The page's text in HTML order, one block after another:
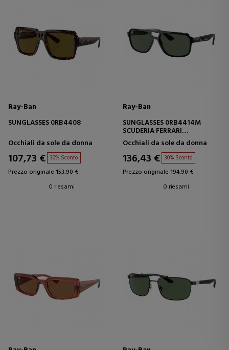
Ray-Ban
SUNGLASSES 0RB4408
Occhiali da sole da donna
107,73 € 30% Sconto
Prezzo originale 153,90 €
0 riesami
Ray-Ban
SUNGLASSES 0RB4414M
SCUDERIA FERRARI
COLLECTION
Occhiali da sole da donna
136,43 € 30% Sconto
Prezzo originale 194,90 €
0 riesami